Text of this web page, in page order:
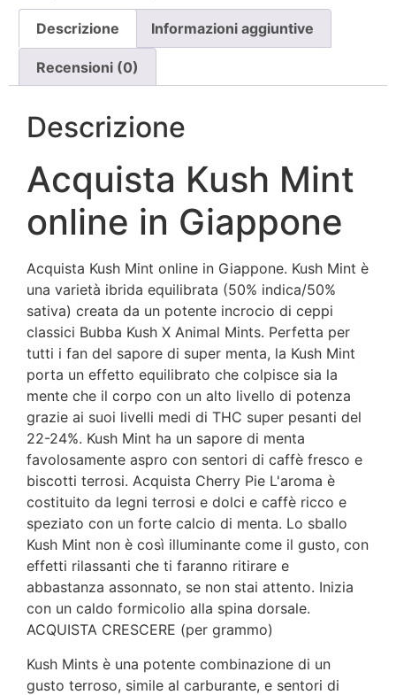
Descrizione Informazioni aggiuntive
Recensioni (0)
Descrizione
Acquista Kush Mint
online in Giappone
Acquista Kush Mint online in Giappone. Kush Mint è
una varietà ibrida equilibrata (50% indica/50%
sativa) creata da un potente incrocio di ceppi
classici Bubba Kush X Animal Mints. Perfetta per
tutti i fan del sapore di super menta, la Kush Mint
porta un effetto equilibrato che colpisce sia la
mente che il corpo con un alto livello di potenza
grazie ai suoi livelli medi di THC super pesanti del
22-24%. Kush Mint ha un sapore di menta
favolosamente aspro con sentori di caffè fresco e
biscotti terrosi. Acquista Cherry Pie L'aroma è
costituito da legni terrosi e dolci e caffè ricco e
speziato con un forte calcio di menta. Lo sballo
Kush Mint non è così illuminante come il gusto, con
effetti rilassanti che ti faranno ritirare e
abbastanza assonnato, se non stai attento. Inizia
con un caldo formicolio alla spina dorsale.
ACQUISTA CRESCERE (per grammo)
Kush Mints è una potente combinazione di un
gusto terroso, simile al carburante, e sentori di